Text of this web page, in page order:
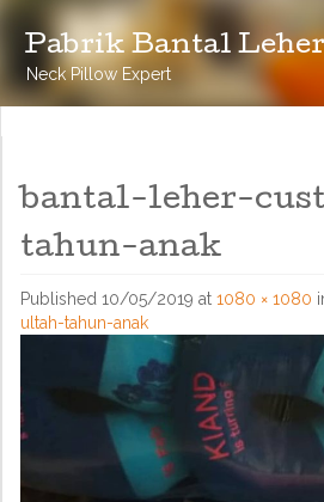
Pabrik Bantal Leher
Neck Pillow Expert
bantal-leher-
tahun-anak
Published 10/05/2019 at 1080 × 1080
ultah-tahun-anak